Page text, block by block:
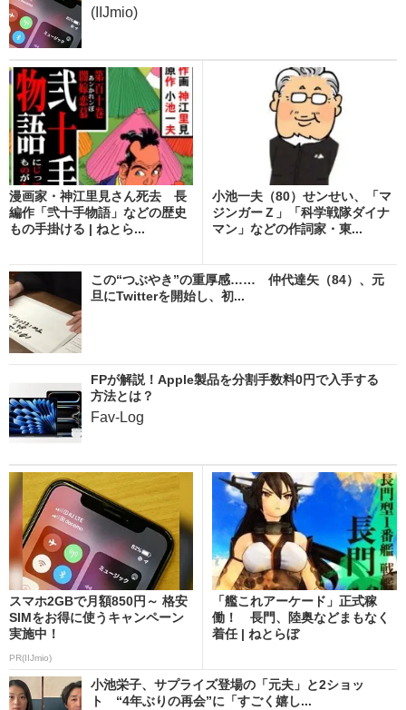
(IIJmio)
漫画家・神江里見さん死去 長
編作「弐十手物語」などの歴史
もの手掛ける | ねとら...
小池一夫（80）せンせい、「マ
ジンガーＺ」「科学戦隊ダイナ
マン」などの作詞家・東...
この“つぶやき”の重厚感…… 仲代達矢（84）、元
旦にTwitterを開始し、初...
FPが解説！Apple製品を分割手数料0円で入手する
方法とは？
Fav-Log
スマホ2GBで月額850円～ 格安
SIMをお得に使うキャンペーン
実施中！
PR(IIJmio)
「艦これアーケード」正式稼
働！ 長門、陸奥などまもなく
着任 | ねとらぼ
小池栄子、サプライズ登場の「元夫」と2ショッ
ト “4年ぶりの再会”に「すごく嬉し...